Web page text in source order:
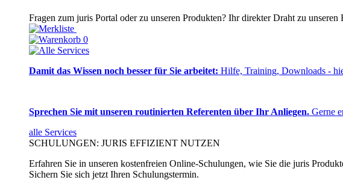
Fragen zum juris Portal oder zu unseren Produkten? Ihr direkter Draht zu unseren
0
Damit das Wissen noch besser für Sie arbeitet: Hilfe, Training, Downloads -
Sprechen Sie mit unseren routinierten Referenten über Ihr Anliegen. Gerne
alle Services
SCHULUNGEN: JURIS EFFIZIENT NUTZEN
Erfahren Sie in unseren kostenfreien Online-Schulungen, wie Sie die juris
Sichern Sie sich jetzt Ihren Schulungstermin.